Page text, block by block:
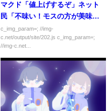
マクド「値上げするぞ」ネット
民「不味い！モスの方が美味
い！興味ない！」
c_img_param=; //img-
c.net/output/site/202.js c_img_param=;
//img-c.net...